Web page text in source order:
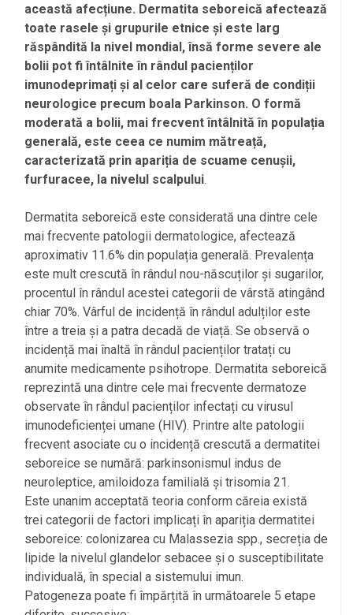
această afecțiune. Dermatita seboreică afectează
toate rasele și grupurile etnice și este larg
răspândită la nivel mondial, însă forme severe ale
bolii pot fi întâlnite în rândul pacienților
imunodeprimați și al celor care suferă de condiții
neurologice precum boala Parkinson. O formă
moderată a bolii, mai frecvent întâlnită în populația
generală, este ceea ce numim mătreață,
caracterizată prin apariția de scuame cenușii,
furfuracee, la nivelul scalpului.
Dermatita seboreică este considerată una dintre cele
mai frecvente patologii dermatologice, afectează
aproximativ 11.6% din populația generală. Prevalența
este mult crescută în rândul nou-născuților și sugarilor,
procentul în rândul acestei categorii de vârstă atingând
chiar 70%. Vârful de incidență în rândul adulților este
între a treia și a patra decadă de viață. Se observă o
incidență mai înaltă în rândul pacienților tratați cu
anumite medicamente psihotrope. Dermatita seboreică
reprezintă una dintre cele mai frecvente dermatoze
observate în rândul pacienților infectați cu virusul
imunodeficienței umane (HIV). Printre alte patologii
frecvent asociate cu o incidență crescută a dermatitei
seboreice se numără: parkinsonismul indus de
neuroleptice, amiloidoza familială și trisomia 21.
Este unanim acceptată teoria conform căreia există
trei categorii de factori implicați în apariția dermatitei
seboreice: colonizarea cu Malassezia spp., secreția de
lipide la nivelul glandelor sebacee și o susceptibilitate
individuală, în special a sistemului imun.
Patogeneza poate fi împărțită în următoarele 5 etape